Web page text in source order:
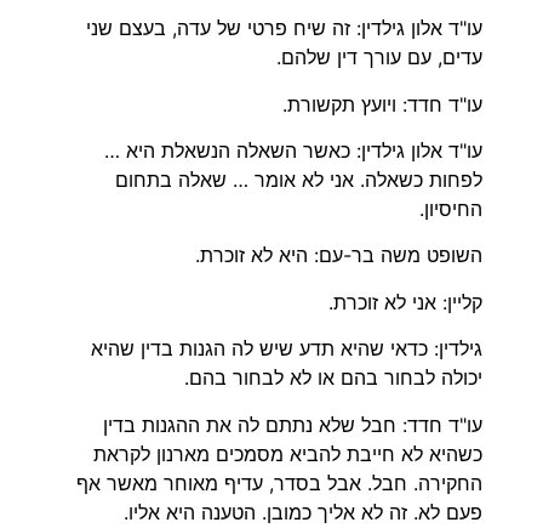
עו"ד אלון גילדין: זה שיח פרטי של עדה, בעצם שני
עדים, עם עורך דין שלהם.
עו"ד חדד: ויועץ תקשורת.
עו"ד אלון גילדין: כאשר השאלה הנשאלת היא …
לפחות כשאלה. אני לא אומר … שאלה בתחום
החיסיון.
השופט משה בר-עם: היא לא זוכרת.
קליין: אני לא זוכרת.
גילדין: כדאי שהיא תדע שיש לה הגנות בדין שהיא
יכולה לבחור בהם או לא לבחור בהם.
עו"ד חדד: חבל שלא נתתם לה את ההגנות בדין
כשהיא לא חייבת להביא מסמכים מארנון לקראת
החקירה. חבל. אבל בסדר, עדיף מאוחר מאשר אף
פעם לא. זה לא אליך כמובן. הטענה היא אליו.